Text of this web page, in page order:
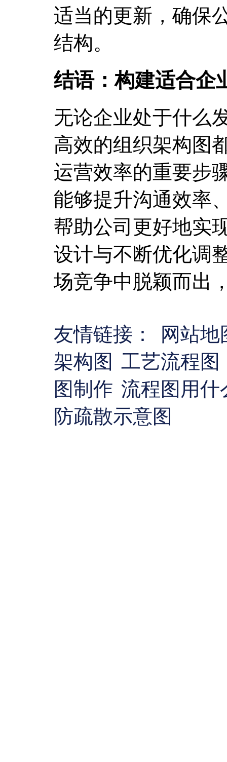
适当的更新，确保
结构。
结语：构建适合企
无论企业处于什么
高效的组织架构图
运营效率的重要步
能够提升沟通效率
帮助公司更好地实
设计与不断优化调
场竞争中脱颖而出
友情链接：
网站
架构图 工艺流程图
图制作 流程图用
防疏散示意图